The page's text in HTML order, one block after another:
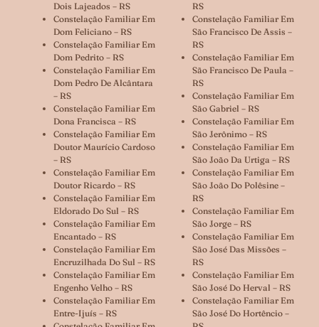
Dois Lajeados – RS
Constelação Familiar Em
Dom Feliciano – RS
Constelação Familiar Em
Dom Pedrito – RS
Constelação Familiar Em
Dom Pedro De Alcântara
– RS
Constelação Familiar Em
Dona Francisca – RS
Constelação Familiar Em
Doutor Maurício Cardoso
– RS
Constelação Familiar Em
Doutor Ricardo – RS
Constelação Familiar Em
Eldorado Do Sul – RS
Constelação Familiar Em
Encantado – RS
Constelação Familiar Em
Encruzilhada Do Sul – RS
Constelação Familiar Em
Engenho Velho – RS
Constelação Familiar Em
Entre-Ijuís – RS
RS
Constelação Familiar Em
São Francisco De Assis –
RS
Constelação Familiar Em
São Francisco De Paula –
RS
Constelação Familiar Em
São Gabriel – RS
Constelação Familiar Em
São Jerônimo – RS
Constelação Familiar Em
São João Da Urtiga – RS
Constelação Familiar Em
São João Do Polêsine –
RS
Constelação Familiar Em
São Jorge – RS
Constelação Familiar Em
São José Das Missões –
RS
Constelação Familiar Em
São José Do Herval – RS
Constelação Familiar Em
São José Do Hortêncio –